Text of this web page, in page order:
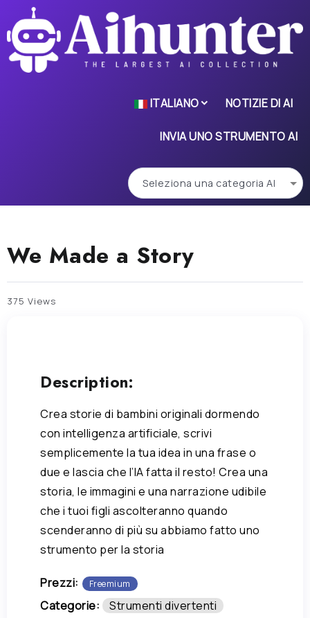
ITALIANO NOTIZIE DI AI
INVIA UNO STRUMENTO AI
We Made a Story
375 Views
Description:
Crea storie di bambini originali dormendo
con intelligenza artificiale, scrivi
semplicemente la tua idea in una frase o
due e lascia che l’IA fatta il resto! Crea una
storia, le immagini e una narrazione udibile
che i tuoi figli ascolteranno quando
scenderanno di più su abbiamo fatto uno
strumento per la storia
Prezzi: Freemium
Categorie: Strumenti divertenti